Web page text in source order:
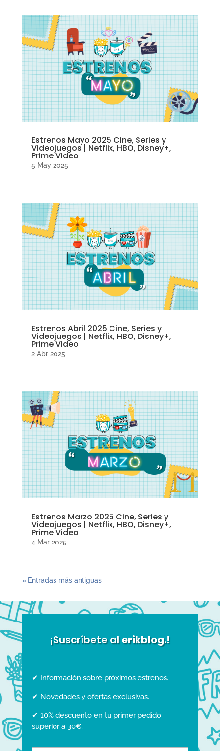
Estrenos Mayo 2025 Cine, Series y
Videojuegos | Netflix, HBO, Disney+,
Prime Video
5 May 2025
Estrenos Abril 2025 Cine, Series y
Videojuegos | Netflix, HBO, Disney+,
Prime Video
2 Abr 2025
Estrenos Marzo 2025 Cine, Series y
Videojuegos | Netflix, HBO, Disney+,
Prime Video
4 Mar 2025
« Entradas más antiguas
¡Suscríbete alerikblog.!
✔ Información sobre próximos estrenos.
✔ Novedades y ofertas exclusivas.
✔ 10% descuento en tu primer pedido
superior a 30€.